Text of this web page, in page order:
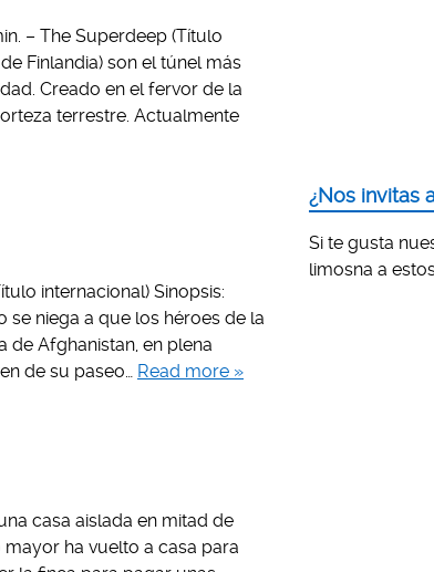
– The Superdeep (Título
Finlandia) son el túnel más
Creado en el fervor de la
terrestre. Actualmente
internacional) Sinopsis:
se niega a que los héroes de la
de Afghanistan, en plena
de su paseo… Read more »
casa aislada en mitad de
mayor ha vuelto a casa para
¿Nos invitas
Si te gusta
limosna a